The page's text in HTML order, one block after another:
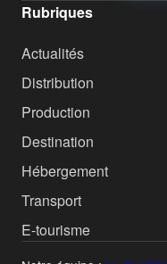
Rubriques
Actualités
Distribution
Production
Destination
Hébergement
Transport
E-tourisme